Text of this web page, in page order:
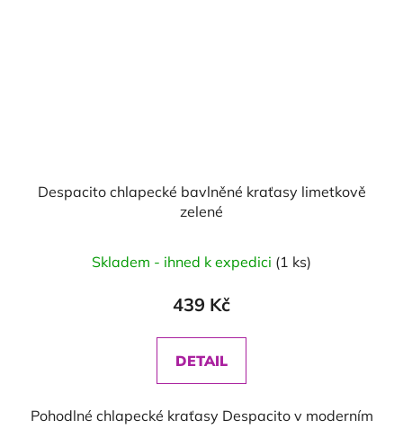
Despacito chlapecké bavlněné kraťasy limetkově
zelené
Skladem - ihned k expedici (1 ks)
439 Kč
DETAIL
Pohodlné chlapecké kraťasy Despacito v moderním